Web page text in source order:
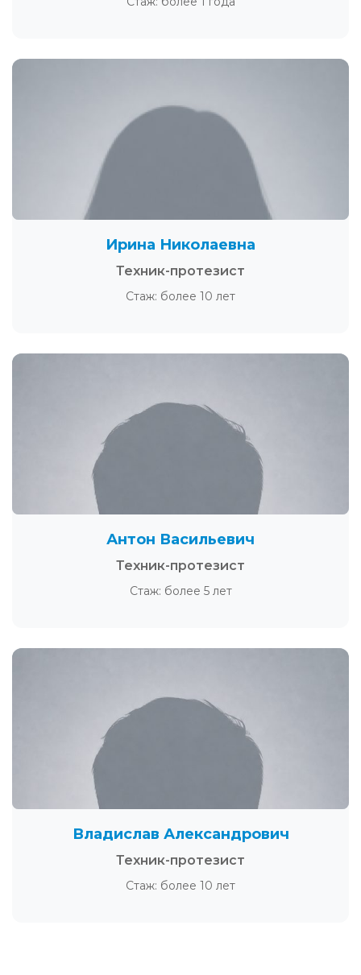
Ирина Николаевна
Техник-протезист
Стаж: более 10 лет
Антон Васильевич
Техник-протезист
Стаж: более 5 лет
Владислав Александрович
Техник-протезист
Стаж: более 10 лет